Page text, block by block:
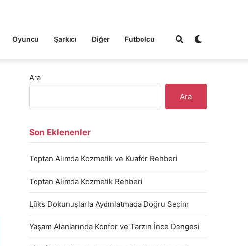
Oyuncu Şarkıcı Diğer Futbolcu
Ara
Ara
Son Eklenenler
Toptan Alımda Kozmetik ve Kuaför Rehberi
Toptan Alımda Kozmetik Rehberi
Lüks Dokunuşlarla Aydınlatmada Doğru Seçim
Yaşam Alanlarında Konfor ve Tarzın İnce Dengesi